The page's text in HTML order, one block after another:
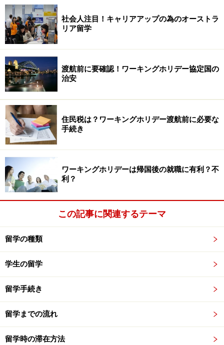
社会人注目！キャリアアップの為のオーストラ
リア留学
渡航前に要確認！ワーキングホリデー協定国の
治安
住民税は？ワーキングホリデー渡航前に必要な
手続き
ワーキングホリデーは帰国後の就職に有利？不
利？
この記事に関連するテーマ
留学の種類
学生の留学
留学手続き
留学までの流れ
留学時の滞在方法